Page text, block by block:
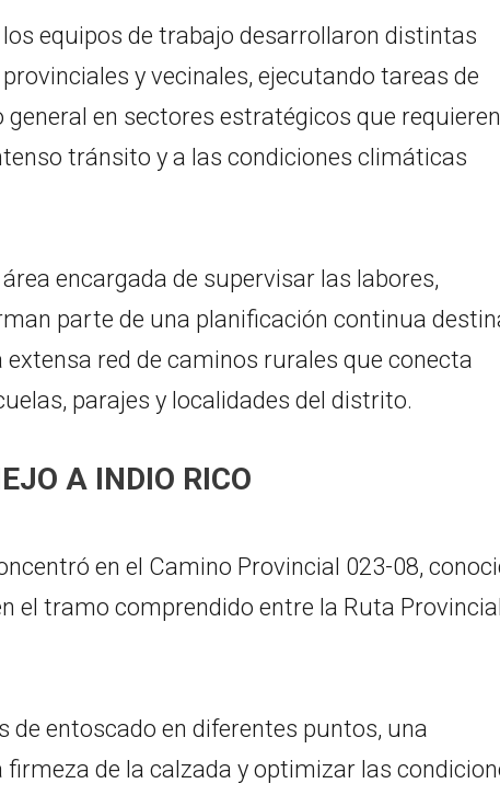
equipos de trabajo desarrollaron distintas
y vecinales, ejecutando tareas de
en sectores estratégicos que requieren
tránsito y a las condiciones climáticas
encargada de supervisar las labores,
parte de una planificación continua
red de caminos rurales que conecta
parajes y localidades del distrito.
A INDIO RICO
en el Camino Provincial 023-08,
el tramo comprendido entre la Ruta
de entoscado en diferentes puntos, una
de la calzada y optimizar las